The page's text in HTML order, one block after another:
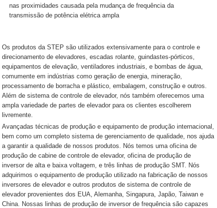
nas proximidades causada pela mudança de frequência da
transmissão de potência elétrica ampla
Os produtos da STEP são utilizados extensivamente para o controle e
direcionamento de elevadores, escadas rolante, guindastes-pórticos,
equipamentos de elevação, ventiladores industriais, e bombas de água,
comumente em indústrias como geração de energia, mineração,
processamento de borracha e plástico, embalagem, construção e outros.
Além de sistema de controle de elevador, nós também oferecemos uma
ampla variedade de partes de elevador para os clientes escolherem
livremente.
Avançadas técnicas de produção e equipamento de produção internacional,
bem como um completo sistema de gerenciamento de qualidade, nos ajuda
a garantir a qualidade de nossos produtos. Nós temos uma oficina de
produção de cabine de controle de elevador, oficina de produção de
inversor de alta e baixa voltagem, e três linhas de produção SMT. Nós
adquirimos o equipamento de produção utilizado na fabricação de nossos
inversores de elevador e outros produtos de sistema de controle de
elevador provenientes dos EUA, Alemanha, Singapura, Japão, Taiwan e
China. Nossas linhas de produção de inversor de frequência são capazes